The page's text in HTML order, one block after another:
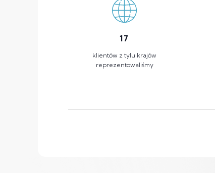
17
klientów z tylu krajów
reprezentowaliśmy